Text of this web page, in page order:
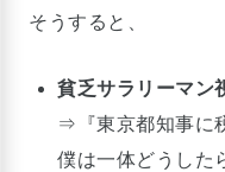
そうすると、
貧乏サラリーマン
⇒『東京都知事に
僕は一体どうした